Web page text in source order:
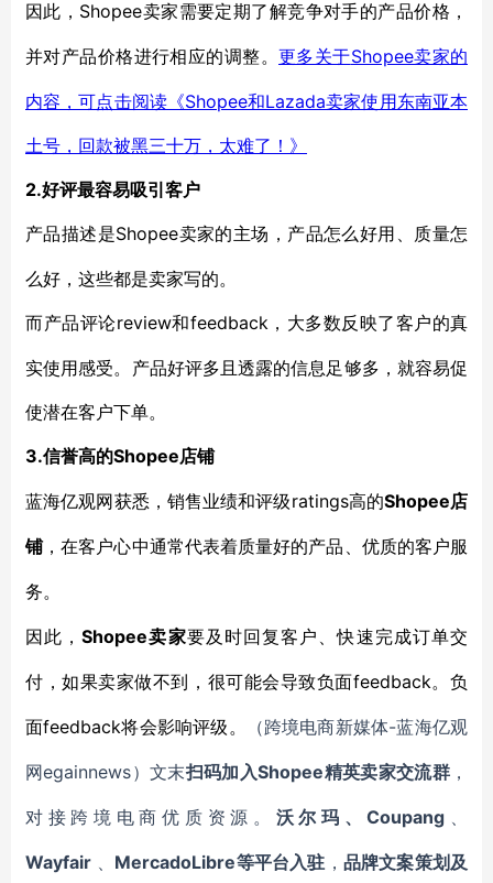
因此， Shopee卖家需要定期了解竞争对手的产品价格，
并对产品价格进行相应的调整。 更多关于Shopee卖家的
内容，可点击阅读《Shopee和Lazada卖家使用东南亚本
土号，回款被黑三十万，太难了！》
2.好评最容易吸引客户
产品描述是Shopee卖家的主场，产品怎么好用、质量怎
么好，这些都是卖家写的。
而产品评论review和feedback，大多数反映了客户的真
实使用感受。产品好评多且透露的信息足够多，就容易促
使潜在客户下单。
3.信誉高的Shopee店铺
蓝海亿观网获悉，销售业绩和评级ratings高的Shopee店
铺，在客户心中通常代表着质量好的产品、优质的客户服
务。
因此，Shopee卖家要及时回复客户、快速完成订单交
付，如果卖家做不到，很可能会导致负面feedback。负
面feedback将会影响评级。 （跨境电商新媒体-蓝海亿观
网egainnews）文末扫码加入Shopee精英卖家交流群 ，
对接跨境电商优质资源。 沃尔玛、Coupang
Wayfair MercadoLibre等平台入驻 ， 品牌文案策划及